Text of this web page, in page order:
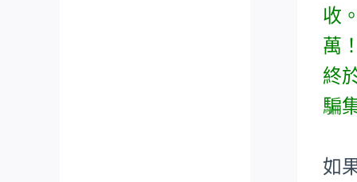
收
萬
終
騙
如